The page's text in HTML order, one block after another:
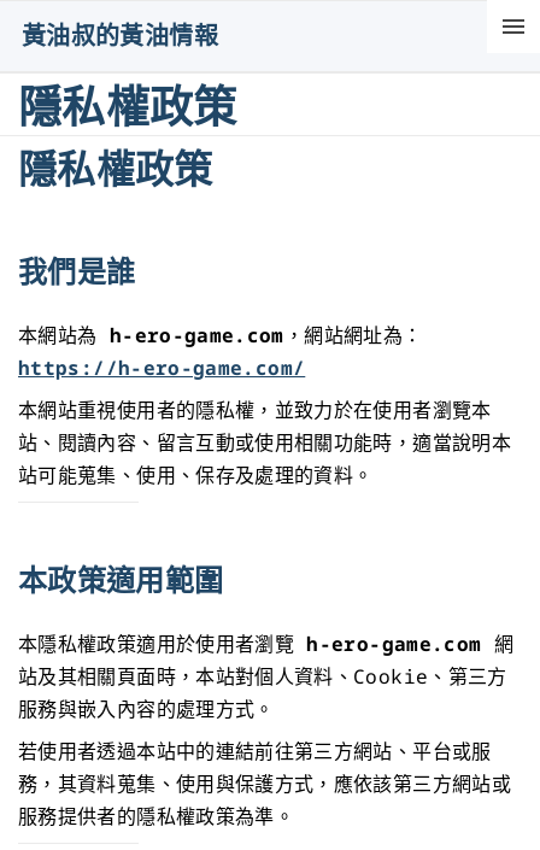
黃油叔的黃油情報
隱私權政策
隱私權政策
我們是誰
本網站為 h-ero-game.com ，網站網址為：
https://h-ero-game.com/
本網站重視使用者的隱私權，並致力於在使用者瀏覽本
站、閱讀內容、留言互動或使用相關功能時，適當說明本
站可能蒐集、使用、保存及處理的資料。
本政策適用範圍
本隱私權政策適用於使用者瀏覽h-ero-game.com 網
站及其相關頁面時，本站對個人資料、Cookie、第三方
服務與嵌入內容的處理方式。
若使用者透過本站中的連結前往第三方網站、平台或服
務，其資料蒐集、使用與保護方式，應依該第三方網站或
服務提供者的隱私權政策為準。